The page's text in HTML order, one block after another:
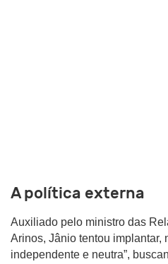
A política externa
Auxiliado pelo ministro das
Arinos, Jânio tentou implantar,
independente e neutra”,